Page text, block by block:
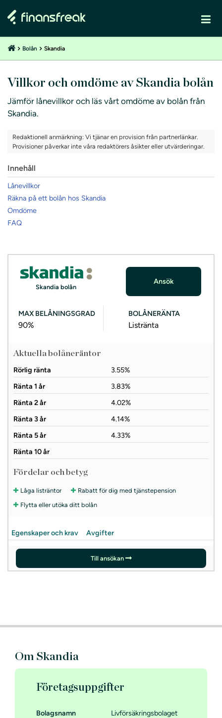
Bolån Skandia
Villkor och omdöme av Skandia bolån
Jämför lånevillkor och läs vårt omdöme av bolån från
Skandia.
Redaktionell anmärkning: Vi tjänar en provision från partnerlänkar.
Provisioner påverkar inte våra redaktörers åsikter eller utvärderingar.
Innehåll
Lånevillkor
Räkna på ett bolån hos Skandia
Omdöme
FAQ
Skandia bolån
Ansök
MAX BELÅNINGSGRAD
90%
BOLÅNERÄNTA
Listränta
Aktuella bolåneräntor
Rörlig ränta
3.55%
Ränta 1 år
3.83%
Ränta 2 år
4.02%
Ränta 3 år
4.14%
Ränta 5 år
4.33%
Ränta 10 år
Fördelar och betyg
Låga listräntor
Rabatt för dig med tjänstepension
Flytta eller utöka ditt bolån
Egenskaper och krav Avgifter
Till ansökan
Om Skandia
Företagsuppgifter
Bolagsnamn
Livförsäkringsbolaget